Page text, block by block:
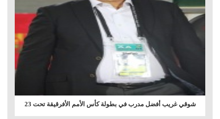
شوقي غريب أفضل مدرب في بطولة كأس الأمم الأفرقيقة تحت 23